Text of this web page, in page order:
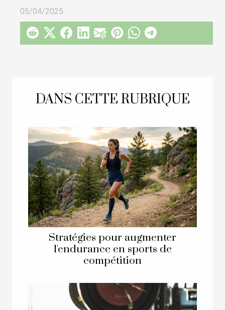
DANS CETTE RUBRIQUE
Stratégies pour augmenter
l'endurance en sports de
compétition
05/04/2025